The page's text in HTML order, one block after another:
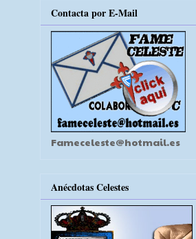
Contacta por E-Mail
Fameceleste@hotmail.es
Anécdotas Celestes